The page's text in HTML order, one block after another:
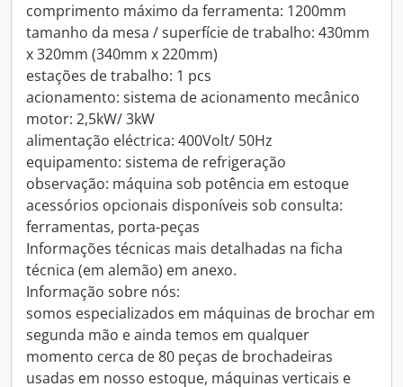
comprimento máximo da ferramenta: 1200mm
tamanho da mesa / superfície de trabalho: 430mm
x 320mm (340mm x 220mm)
estações de trabalho: 1 pcs
acionamento: sistema de acionamento mecânico
motor: 2,5kW/ 3kW
alimentação eléctrica: 400Volt/ 50Hz
equipamento: sistema de refrigeração
observação: máquina sob potência em estoque
acessórios opcionais disponíveis sob consulta:
ferramentas, porta-peças
Informações técnicas mais detalhadas na ficha
técnica (em alemão) em anexo.
Informação sobre nós:
somos especializados em máquinas de brochar em
segunda mão e ainda temos em qualquer
momento cerca de 80 peças de brochadeiras
usadas em nosso estoque, máquinas verticais e